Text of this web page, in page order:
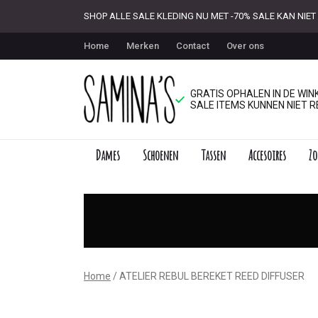
SHOP ALLE SALE KLEDING NU MET -70% SALE KAN
Home Merken Contact Over ons
GRATIS OPHALEN IN DE
SALE ITEMS KUNNEN NIET
Dames Schoenen Tassen Accesoires
Home ATELIER REBUL BEREKET REED DIFFUSER